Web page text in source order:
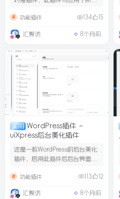
功能插件 134 15
汇聚访 8个月前
实用 WordPress插件 –
uiXpress后台美化插件
这是一款WordPress的后台美化
插件，启用此插件后后台界面的
功能插件 113 12
汇聚访 8个月前